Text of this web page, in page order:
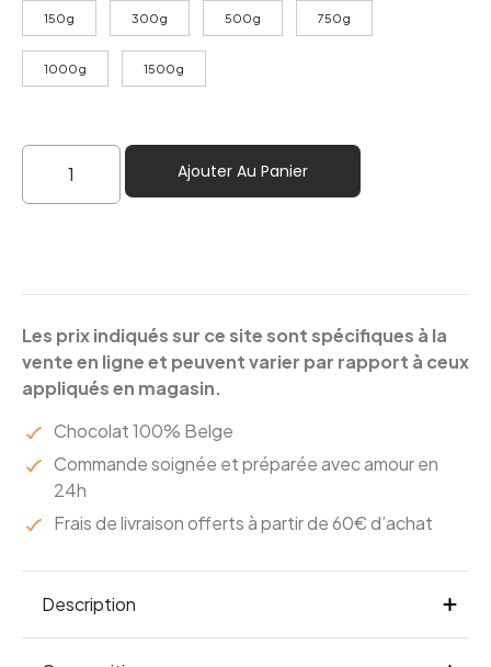
150g 300g 500g 750g
1000g 1500g
Ajouter Au Panier
Les prix indiqués sur ce site sont spécifiques à la
vente en ligne et peuvent varier par rapport à ceux
appliqués en magasin.
Chocolat 100% Belge
Commande soignée et préparée avec amour en
24h
Frais de livraison offerts à partir de 60€ d’achat
Description